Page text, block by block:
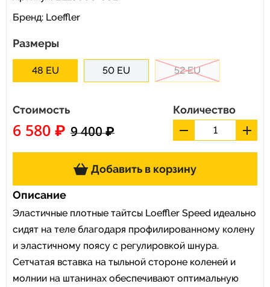
Бренд: Loeffler
Размеры
48 EU 50 EU 52 EU
Стоимость
6 580 ₽ 9 400 ₽
Количество
Добавить в корзину
Описание
Эластичные плотные тайтсы Loeffler Speed идеально
сидят на теле благодаря профилированному колену
и эластичному поясу с регулировкой шнура.
Сетчатая вставка на тыльной стороне коленей и
молнии на штанинах обеспечивают оптимальную